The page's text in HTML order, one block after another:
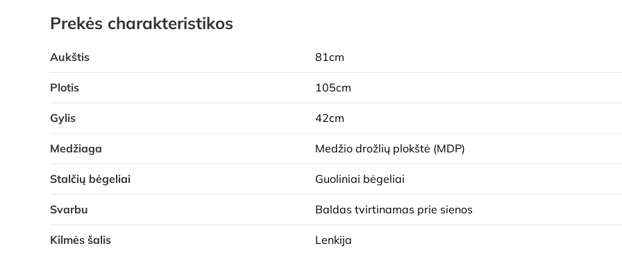
Prekės charakteristikos
Aukštis 81cm
Plotis 105cm
Gylis 42cm
Medžiaga Medžio drožlių plokštė (MDP)
Stalčių bėgeliai Guoliniai bėgeliai
Svarbu Baldas tvirtinamas prie sienos
Kilmės šalis Lenkija